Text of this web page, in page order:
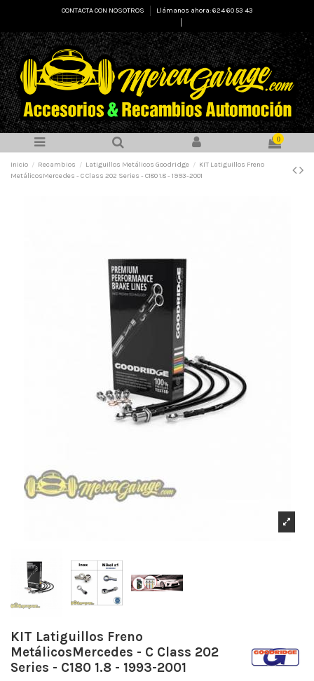
CONTACTA CON NOSOTROS
Llámanos ahora: 624 60 53 43
0
Inicio Recambios Latiguillos Metálicos Goodridge
KIT Latiguillos Freno
MetálicosMercedes - C Class 202 Series - C180 1.8 - 1993-2001
KIT Latiguillos Freno
MetálicosMercedes - C Class 202
Series - C180 1.8 - 1993-2001